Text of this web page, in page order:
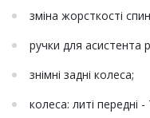
зміна жорсткості
ручки для асистента
знімні задні колеса;
колеса: литі передні